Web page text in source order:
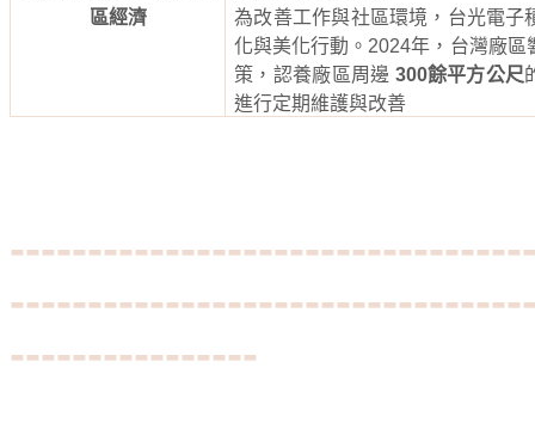
區經濟
為改善工作與社區環境，台光電子
化與美化行動。 2024年，台灣廠區
策，認養廠區周邊 300餘平方公尺
進行定期維護與改善
----------------